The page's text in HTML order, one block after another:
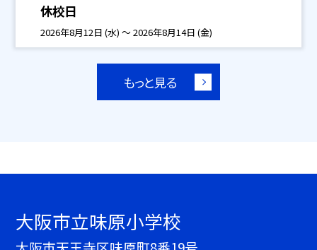
休校日
2026年8月12日 (水) ～ 2026年8月14日 (金)
もっと見る
大阪市立味原小学校